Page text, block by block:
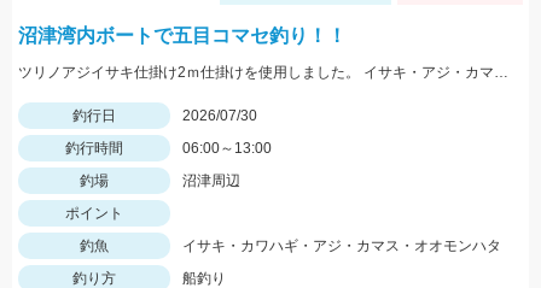
沼津湾内ボートで五目コマセ釣り！！
ツリノアジイサキ仕掛け2ｍ仕掛けを使用しました。 イサキ・アジ・カマスの魚影が多くいられました。 ハタ系は去年より少なく感じました。 水深は比較的浅い30ｍ前後の根を狙いました。 イサキは小さい個体が多くその中に大きいのが混じっている印象でした。
釣行日
2026/07/30
釣行時間
06:00～13:00
釣場
沼津周辺
ポイント
釣魚
イサキ・カワハギ・アジ・カマス・オオモンハタ
釣り方
船釣り